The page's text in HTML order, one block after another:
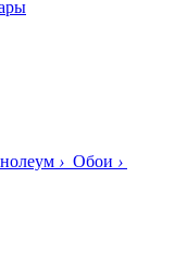
› Обои ›